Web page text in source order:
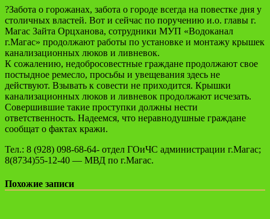
?Забота о горожанах, забота о городе всегда на повестке дня у
столичных властей. Вот и сейчас по поручению и.о. главы г.
Магас Зайта Орцханова, сотрудники МУП «Водоканал
г.Магас» продолжают работы по установке и монтажу крышек
канализационных люков и ливневок.
К сожалению, недобросовестные граждане продолжают свое
постыдное ремесло, просьбы и увещевания здесь не
действуют. Взывать к совести не приходится. Крышки
канализационных люков и ливневок продолжают исчезать.
Совершившие такие проступки должны нести
ответственность. Надеемся, что неравнодушные граждане
сообщат о фактах кражи.
Тел.: 8 (928) 098-68-64- отдел ГОиЧС администрации г.Магас;
8(8734)55-12-40 — МВД по г.Магас.
Похожие записи